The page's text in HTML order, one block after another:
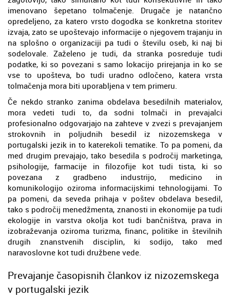
imenovano šepetano tolmačenje. Drugače je natančno
opredeljeno, za katero vrsto dogodka se konkretna storitev
izvaja, zato se upoštevajo informacije o njegovem trajanju in
na splošno o organizaciji pa tudi o številu oseb, ki naj bi
sodelovale. Zaželeno je tudi, da stranka posreduje tudi
podatke, ki so povezani s samo lokacijo prirejanja in ko se
vse to upošteva, bo tudi uradno odločeno, katera vrsta
tolmačenja mora biti uporabljena v tem primeru.
Če nekdo stranko zanima obdelava besedilnih materialov,
mora vedeti tudi to, da sodni tolmači in prevajalci
profesionalno odgovarjajo na zahteve v zvezi s prevajanjem
strokovnih in poljudnih besedil iz nizozemskega v
portugalski jezik in to katerekoli tematike. To pa pomeni, da
med drugim prevajajo, tako besedila s področij marketinga,
psihologije, farmacije in filozofije kot tudi tista, ki so
povezana z gradbeno industrijo, medicino in
komunikologijo oziroma informacijskimi tehnologijami. To
pa pomeni, da seveda prihaja v poštev obdelava besedil,
tako s področij menedžmenta, znanosti in ekonomije pa tudi
ekologije in varstva okolja kot tudi bančništva, prava in
izobraževanja oziroma turizma, financ, politike in številnih
drugih znanstvenih disciplin, ki sodijo, tako med
naravoslovne kot tudi družbene vede.
Prevajanje časopisnih člankov iz nizozemskega
v portugalski jezik